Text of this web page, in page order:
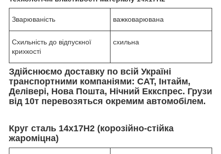
Зварюваність важковарювана
Схильність до відпускної
крихкості
схильна
Здійснюємо доставку по всій Україні
транспортними компаніями: САТ, Інтайм,
Делівері, Нова Пошта, Нічний Еккспрес. Грузи
від 10т перевозяться окремим автомобілем.
Круг сталь 14х17Н2 (корозійно-стійка
жароміцна)